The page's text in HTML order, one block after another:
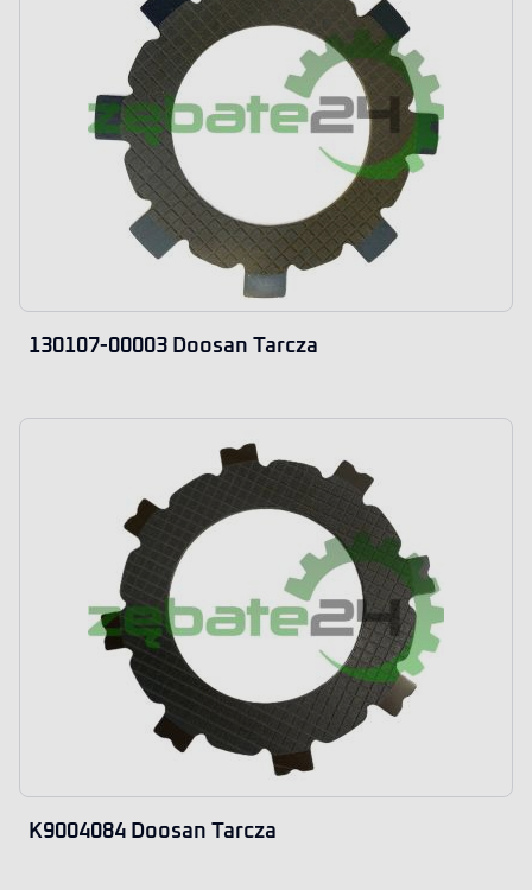
130107-00003 Doosan Tarcza
K9004084 Doosan Tarcza